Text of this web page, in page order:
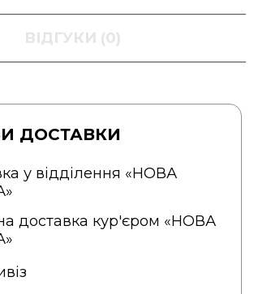
ВІДГУКИ (0)
ДОСТАВКИ
у відділення «НОВА
доставка кур'єром «НОВА